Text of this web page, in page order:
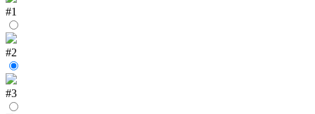
#1
#2
#3